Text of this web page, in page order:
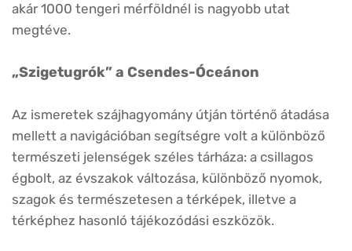
akár 1000 tengeri mérföldnél is nagyobb utat
megtéve.
„Szigetugrók” a Csendes-Óceánon
Az ismeretek szájhagyomány útján történő átadása
mellett a navigációban segítségre volt a különböző
természeti jelenségek széles tárháza: a csillagos
égbolt, az évszakok változása, különböző nyomok,
szagok és természetesen a térképek, illetve a
térképhez hasonló tájékozódási eszközök.